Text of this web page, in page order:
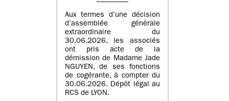
Aux termes d’une décision
d’assemblée générale
extraordinaire du
30.06.2026, les associés
ont pris acte de la
démission de Madame Jade
NGUYEN, de ses fonctions
de cogérante, à compter du
30.06.2026. Dépôt légal au
RCS de LYON.